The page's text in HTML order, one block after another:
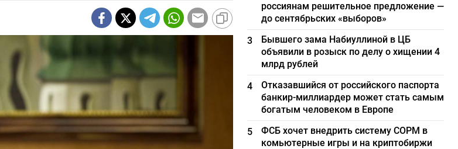
россиянам решительное предложение —
до сентябрьских «выборов»
3
Бывшего зама Набиуллиной в ЦБ
объявили в розыск по делу о хищении 4
млрд рублей
4
Отказавшийся от российского паспорта
банкир-миллиардер может стать самым
богатым человеком в Европе
5
ФСБ хочет внедрить систему СОРМ в
комьютерные игры и на криптобиржи